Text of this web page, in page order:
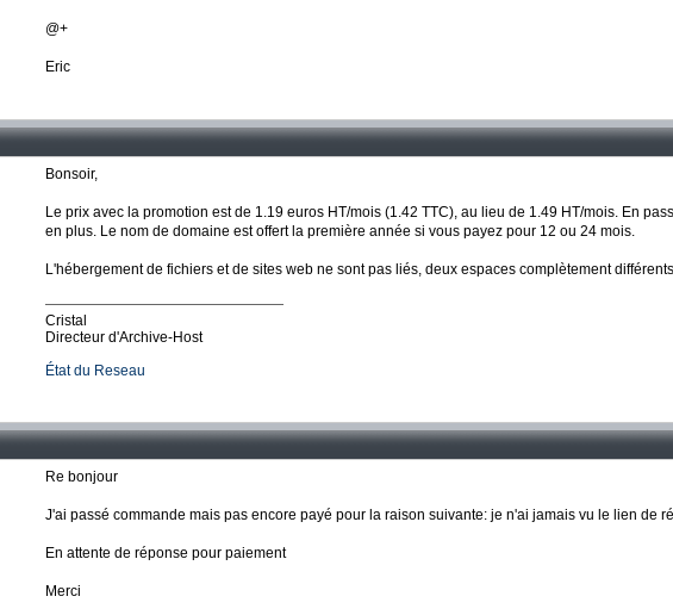
@+
Eric
Bonsoir,
Le prix avec la promotion est de 1.19 euros HT/mois (1.42 TTC), au lieu de 1.49 HT/mois. En
en plus. Le nom de domaine est offert la première année si vous payez pour 12 ou 24 mois.
L'hébergement de fichiers et de sites web ne sont pas liés, deux espaces complètement
Cristal
Directeur d'Archive-Host
État du Reseau
Re bonjour
J'ai passé commande mais pas encore payé pour la raison suivante: je n'ai jamais vu le lien de
En attente de réponse pour paiement
Merci